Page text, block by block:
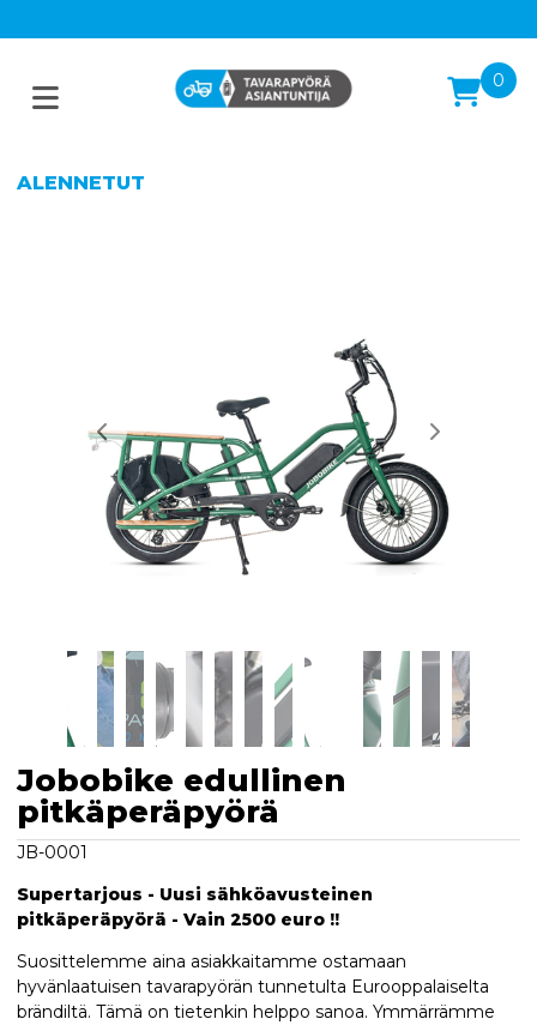
0
ALENNETUT
Jobobike edullinen
pitkäperäpyörä
JB-0001
Supertarjous - Uusi sähköavusteinen
pitkäperäpyörä - Vain 2500 euro !!
Suosittelemme aina asiakkaitamme ostamaan
hyvänlaatuisen tavarapyörän tunnetulta Eurooppalaiselta
brändiltä. Tämä on tietenkin helppo sanoa. Ymmärrämme